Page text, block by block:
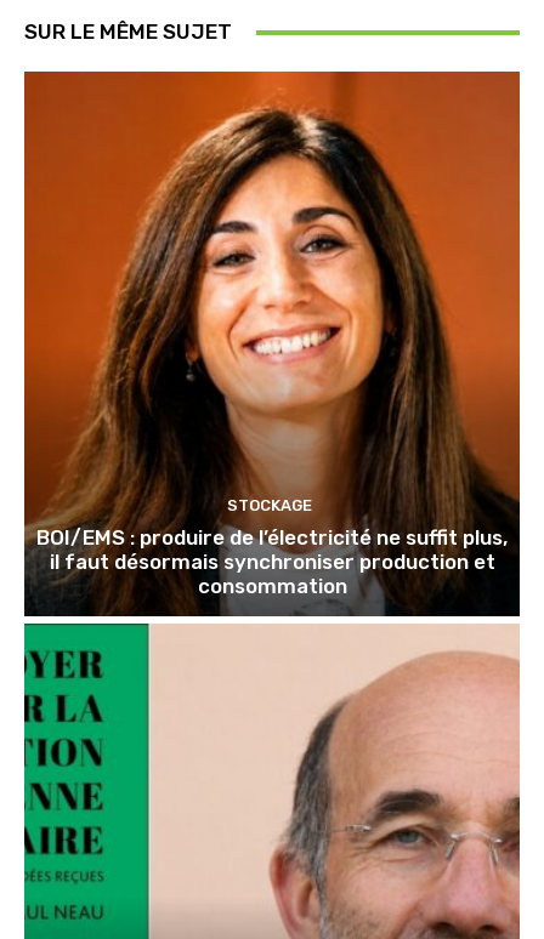
SUR LE MÊME SUJET
STOCKAGE
BOI/EMS : produire de l’électricité ne suffit plus,
il faut désormais synchroniser production et
consommation